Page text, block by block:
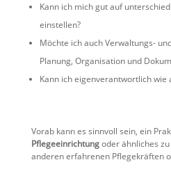
Kann ich mich gut auf
einstellen?
Möchte ich auch Verwaltungs-
Planung, Organisation und
Kann ich eigenverantwortlich wie
Vorab kann es sinnvoll sein, ein
Pflegeeinrichtungoder ähnliches
anderen erfahrenen Pflegekräften